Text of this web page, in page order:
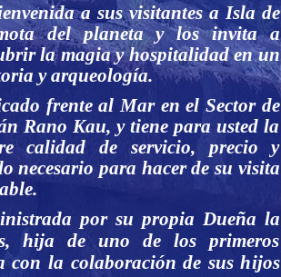
a sus visitantes a Isla de
del planeta y los invita a
la magia y hospitalidad en un
y arqueología.
frente al Mar en el Sector de
Rano Kau, y tiene para usted la
calidad de servicio, precio y
necesario para hacer de su visita
por su propia Dueña la
hija de uno de los primeros
con la colaboración de sus hijos